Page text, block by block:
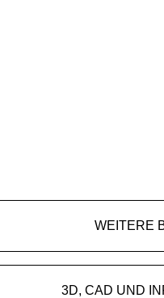
WEITERE
3D, CAD UND